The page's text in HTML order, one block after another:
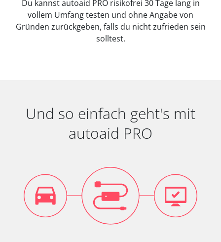
Du kannst autoaid PRO risikofrei 30 Tage lang in
vollem Umfang testen und ohne Angabe von
Gründen zurückgeben, falls du nicht zufrieden sein
solltest.
Und so einfach geht's mit
autoaid PRO